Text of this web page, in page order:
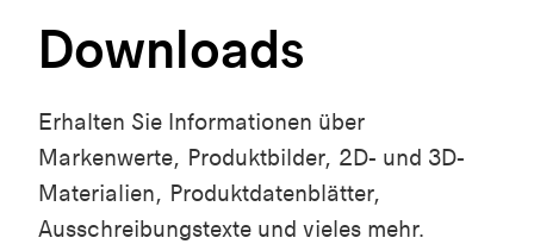
Downloads
Erhalten Sie Informationen über
Markenwerte, Produktbilder, 2D- und 3D-
Materialien, Produktdatenblätter,
Ausschreibungstexte und vieles mehr.